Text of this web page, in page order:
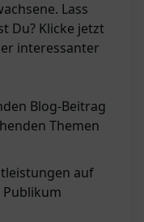
Lass
Du? Klicke jetzt
interessanter
Blog-Beitrag
Themen
auf
Publikum